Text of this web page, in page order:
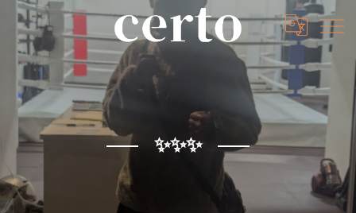
✨️✨️✨️